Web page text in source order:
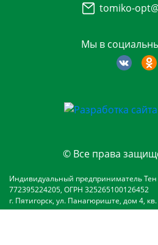
Мы в
tomiko-
© Все права
Индивидуальный предприниматель
772395224205, ОГРН 325265100126452
г. Пятигорск, ул. Панагюриште, дом 4,